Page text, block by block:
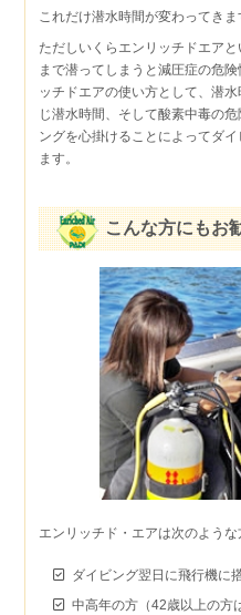
これだけ潜水時間が変わってきま
ただしいくらエンリッチドエア
まで潜ってしまうと減圧症の危
ッチドエアの使い方として、潜
じ潜水時間、そして酸素中毒の
ングを心掛けることによってダ
ます。
こんな方にもお
エンリッチド・エアは次のような
ダイビング翌日に飛行機に
中高年の方（42歳以上の方